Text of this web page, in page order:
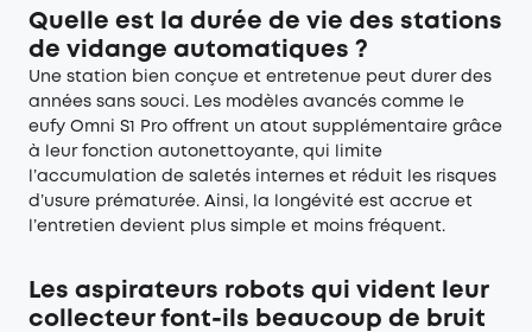
Quelle est la durée de vie des stations
de vidange automatiques ?
Une station bien conçue et entretenue peut durer des
années sans souci. Les modèles avancés comme le
eufy Omni S1 Pro offrent un atout supplémentaire grâce
à leur fonction autonettoyante, qui limite
l’accumulation de saletés internes et réduit les risques
d’usure prématurée. Ainsi, la longévité est accrue et
l’entretien devient plus simple et moins fréquent.
Les aspirateurs robots qui vident leur
collecteur font-ils beaucoup de bruit